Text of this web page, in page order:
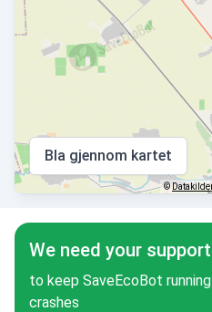
Bla gjennom kartet
©
We need your support
to keep SaveEcoBot
crashes